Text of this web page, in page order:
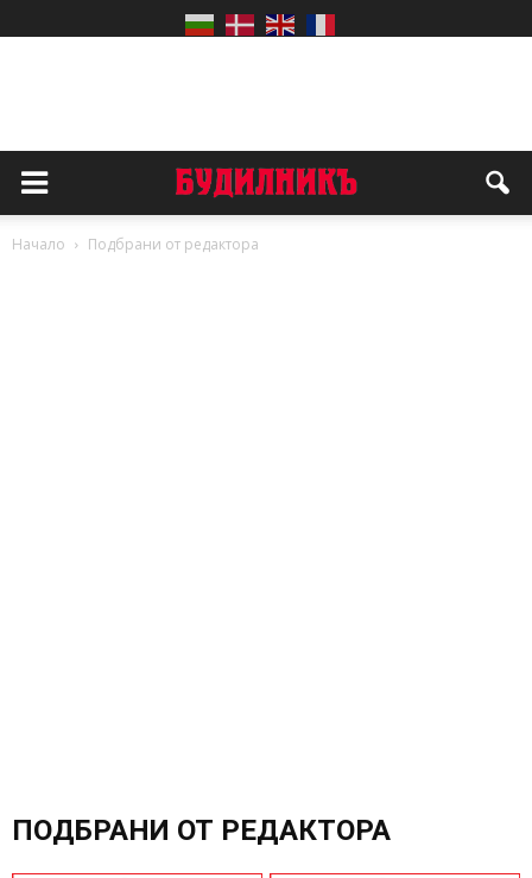
Начало Подбрани от редактора
ПОДБРАНИ ОТ РЕДАКТОРА